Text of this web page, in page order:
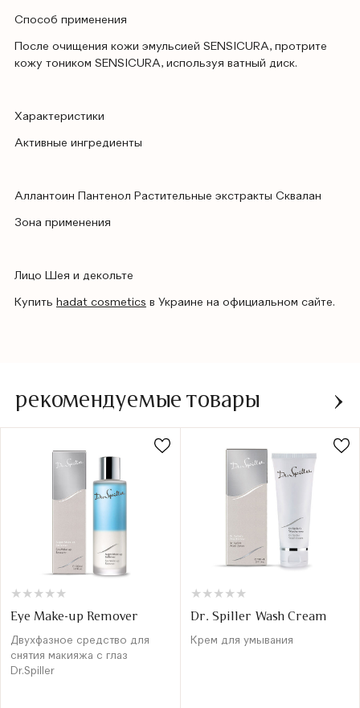
Способ применения
После очищения кожи эмульсией SENSICURA, протрите
кожу тоником SENSICURA, используя ватный диск.
Характеристики
Активные ингредиенты
Аллантоин Пантенол Растительные экстракты Сквалан
Зона применения
Лицо Шея и декольте
Купить hadat cosmetics в Украине на официальном сайте.
рекомендуемые товары
★
★ ★
★ ★
★ ★
★ ★
★
Eye Make-up Remover
Двухфазное средство для
снятия макияжа с глаз
Dr.Spiller
★
★ ★
★ ★
★ ★
★ ★
★
Dr. Spiller Wash Cream
Крем для умывания